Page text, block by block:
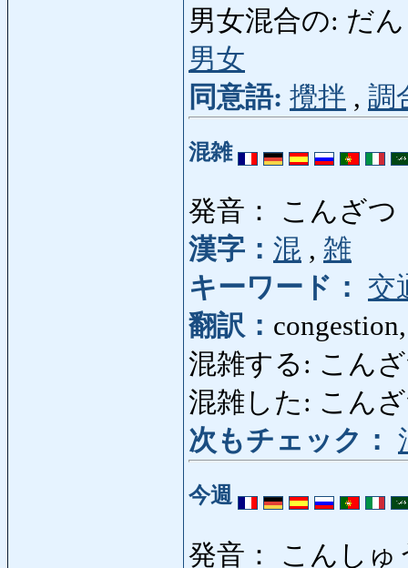
男女混合の: だ
男女
同意語: 攪拌 , 調
混雑
発音： こんざつ
漢字： 混 , 雑
キーワード：
交
翻訳：
混雑する: こんざ
混雑した: こん
次もチェック：
今週
発音： こんしゅ